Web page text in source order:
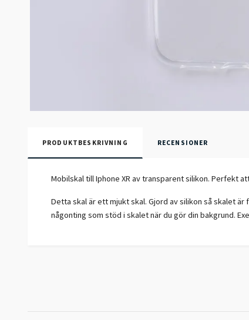
PRODUKTBESKRIVNING RECENSIONER
Mobilskal till Iphone XR av transparent silikon. Perfekt
Detta skal är ett mjukt skal. Gjord av silikon så skalet
någonting som stöd i skalet när du gör din bakgrund.